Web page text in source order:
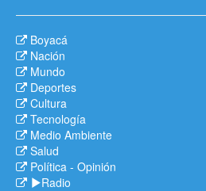
Boyacá
Nación
Mundo
Deportes
Cultura
Tecnología
Medio Ambiente
Salud
Política - Opinión
Radio